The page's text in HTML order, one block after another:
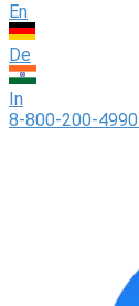
En
De
In
8-800-200-4990